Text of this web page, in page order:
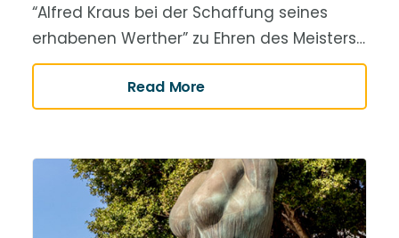
“Alfred Kraus bei der Schaffung seines
erhabenen Werther” zu Ehren des Meisters…
Read More